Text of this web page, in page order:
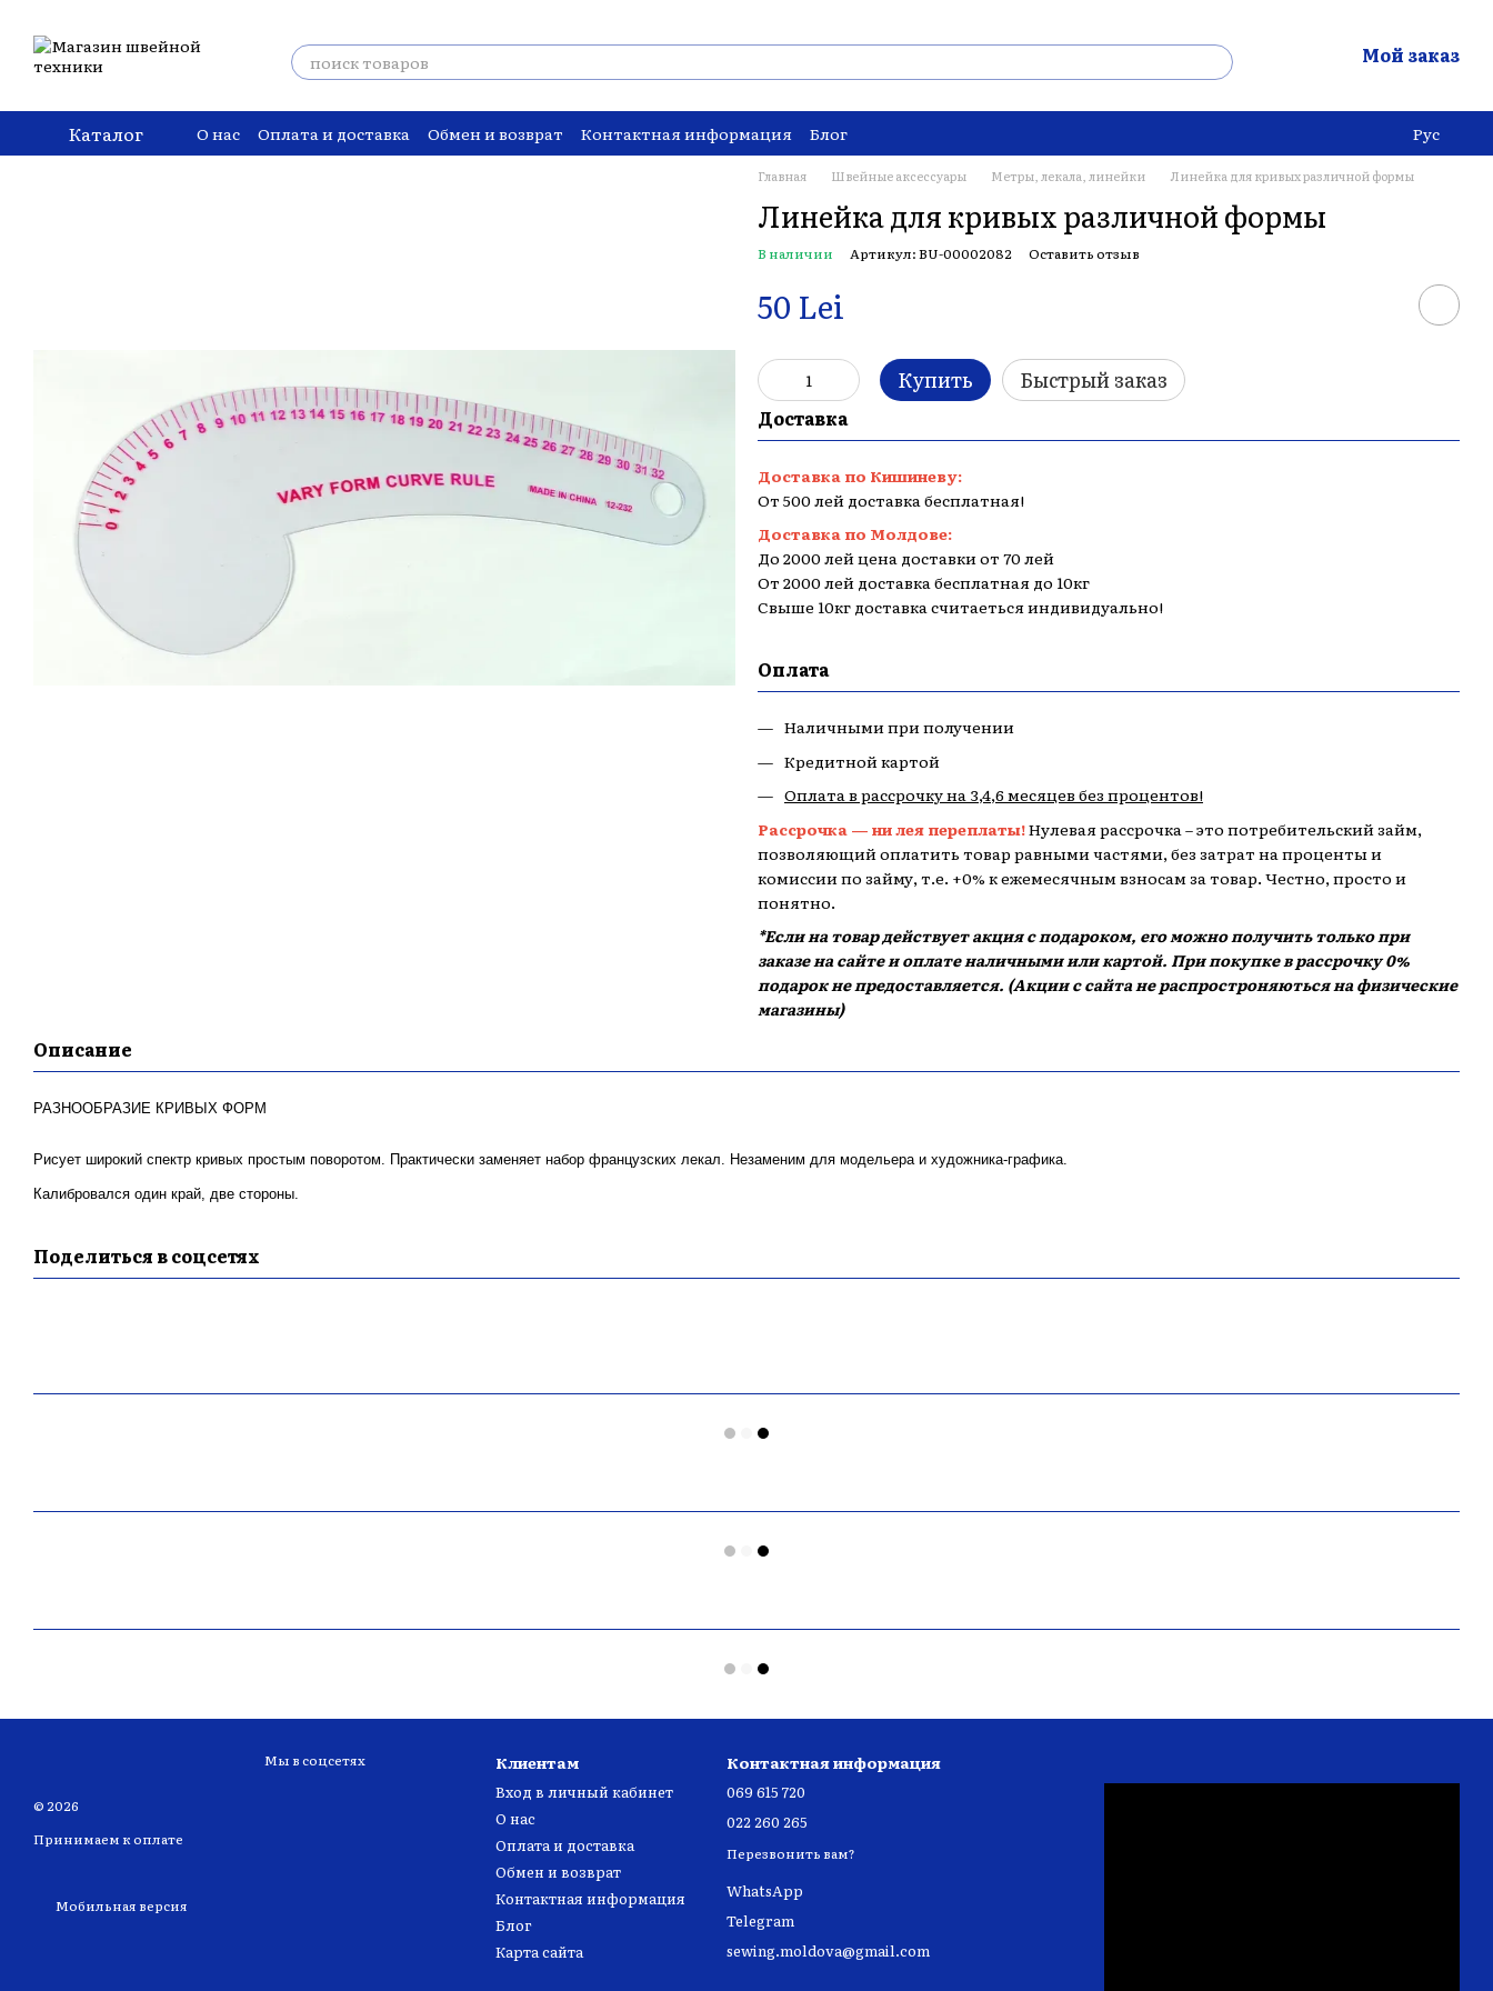
Мой заказ
Каталог О нас Оплата и доставка Обмен и возврат Контактная информация Блог Рус
Главная Швейные аксессуары Метры, лекала, линейки Линейка для кривых различной формы
Линейка для кривых различной формы
В наличии Артикул: BU-00002082 Оставить отзыв
50 Lei
Купить Быстрый заказ
Доставка
Доставка по Кишиневу:
От 500 лей доставка бесплатная!
Доставка по Молдове:
До 2000 лей цена доставки от 70 лей
От 2000 лей доставка бесплатная до 10кг
Свыше 10кг доставка считаеться индивидуально!
Оплата
Наличными при получении
Кредитной картой
Оплата в рассрочку на 3,4,6 месяцев без процентов!
Рассрочка — ни лея переплаты!Нулевая рассрочка – это потребительский займ,
позволяющий оплатить товар равными частями, без затрат на проценты и
комиссии по займу, т.е. +0% к ежемесячным взносам за товар. Честно, просто и
понятно.
*Если на товар действует акция с подароком, его можно получить только при
заказе на сайте и оплате наличными или картой. При покупке в рассрочку 0%
подарок не предоставляется. (Акции с сайта не распростроняються на физические
магазины)
Описание
РАЗНООБРАЗИЕ КРИВЫХ ФОРМ
Рисует широкий спектр кривых простым поворотом. Практически заменяет набор французских лекал. Незаменим для модельера и художника-графика.
Калибровался один край, две стороны.
Поделиться в соцсетях
© 2026
Принимаем к оплате
Мобильная версия
Мы в соцсетях Клиентам
Вход в личный кабинет
О нас
Оплата и доставка
Обмен и возврат
Контактная информация
Блог
Карта сайта
Контактная информация
069 615 720
022 260 265
Перезвонить вам?
WhatsApp
Telegram
sewing.moldova@gmail.com